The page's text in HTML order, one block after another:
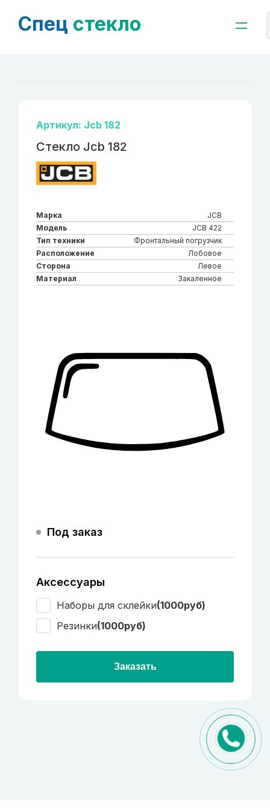
Спец стекло
Артикул: Jcb 182
Стекло Jcb 182
Марка
JCB
Модель
JCB 422
Тип техники
Фронтальный погрузчик
Расположение
Лобовое
Сторона
Левое
Материал
Закаленное
Под заказ
Аксессуары
Наборы для склейки(1000руб)
Резинки(1000руб)
Заказать